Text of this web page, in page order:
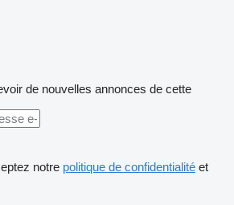
de nouvelles annonces de cette
notre politique de confidentialité et